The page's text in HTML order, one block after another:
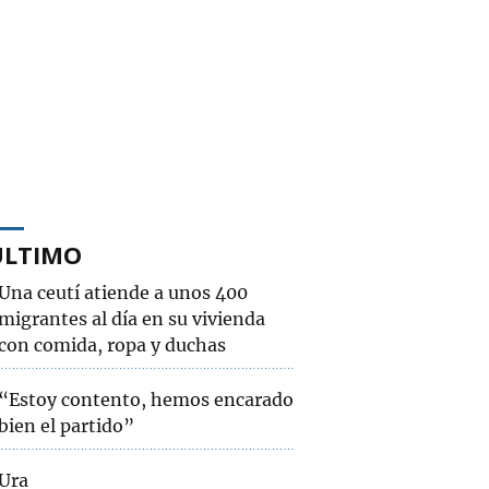
ceutí atiende a unos 400
al día en su vivienda
comida, ropa y duchas
“Estoy contento, hemos encarado
el partido”